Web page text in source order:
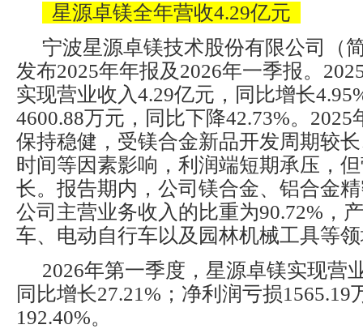
星源卓镁全年营收4.29亿元
宁波星源卓镁技术股份有限公司（
发布2025年年报及2026年一季报。
实现营业收入4.29亿元，同比增长
4600.88万元，同比下降42.73%。
保持稳健，受镁合金新品开发周期较
时间等因素影响，利润端短期承压，
长。报告期内，公司镁合金、铝合金
公司主营业务收入的比重为90.72%，
车、电动自行车以及园林机械工具等
2026年第一季度，星源卓镁实现营
同比增长27.21%；净利润亏损1565.19
192.40%。